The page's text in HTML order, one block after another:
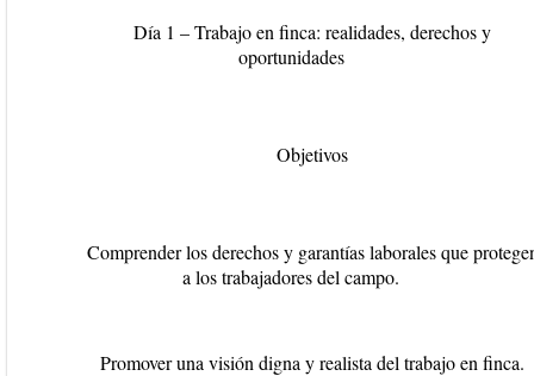
Día 1 – Trabajo en finca: realidades, derechos y
oportunidades
Objetivos
Comprender los derechos y garantías laborales que
a los trabajadores del campo.
Promover una visión digna y realista del trabajo en finca.